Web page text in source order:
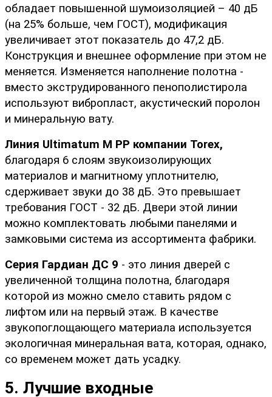
обладает повышенной шумоизоляцией – 40 дБ
(на 25% больше, чем ГОСТ), модификация
увеличивает этот показатель до 47,2 дБ.
Конструкция и внешнее оформление при этом не
меняется. Изменяется наполнение полотна -
вместо экструдированного пенополистирола
используют вибропласт, акустический поролон
и минеральную вату.
благодаря 6 слоям звукоизолирующих
материалов и магнитному уплотнителю,
сдерживает звуки до 38 дБ. Это превышает
требования ГОСТ - 32 дБ. Двери этой линии
можно комплектовать любыми панелями и
замковыми система из ассортимента фабрики.
Серия Гардиан ДС 9 - это линия дверей с
увеличенной толщина полотна, благодаря
которой из можно смело ставить рядом с
лифтом или на первый этаж. В качестве
звукопоглощающего материала используется
экологичная минеральная вата, которая, однако,
со временем может дать усадку.
5. Лучшие входные